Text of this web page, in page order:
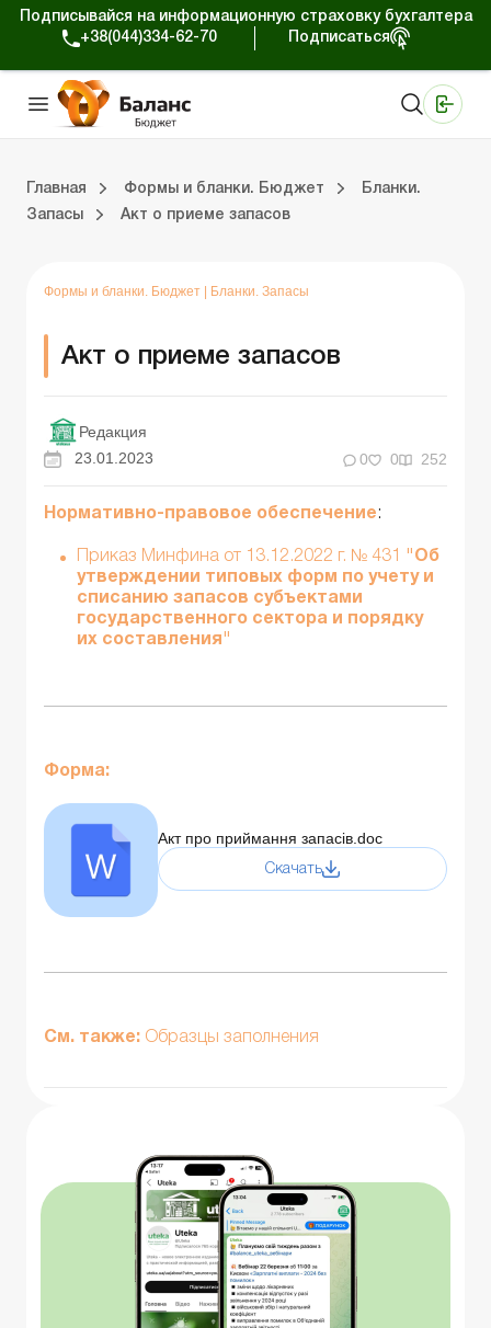
Подписывайся на информационную страховку бухгалтера
+38(044)334-62-70
Подписаться
Главная Формы и бланки. Бюджет
Бланки.
Запасы
Акт о приеме запасов
Формы и бланки. Бюджет Бланки. Запасы
Акт о приеме запасов
Редакция
23.01.2023
0 0 252
Нормативно-правовое обеспечение :
Приказ Минфина от 13.12.2022 г. № 431
"Об
утверждении типовых форм по учету и
списанию запасов субъектами
государственного сектора и порядку
их составления"
Форма:
Акт про приймання запасів.doc
Скачать
См. также: Образцы заполнения